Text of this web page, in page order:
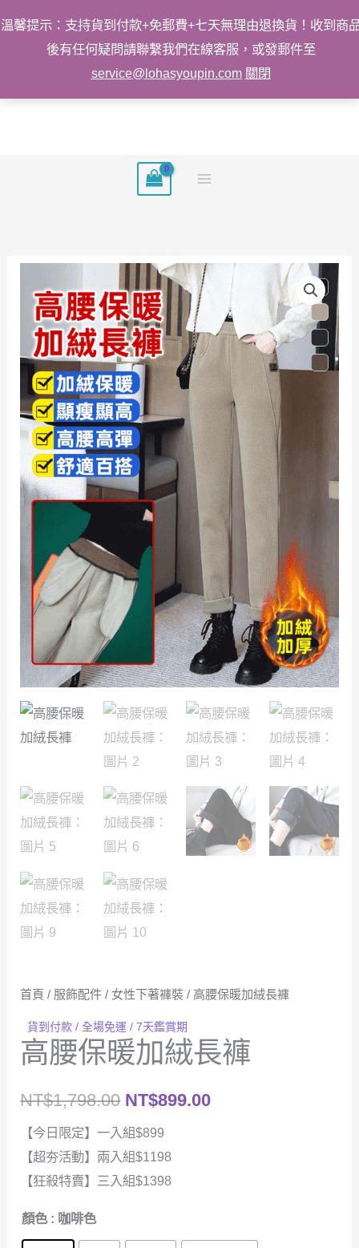
溫馨提示：支持貨到付款+免郵費+七天無理由退換貨！收到商
後有任何疑問請聯繫我們在線客服，或發郵件至
service@lohasyoupin.com 關閉
首頁 / 服飾配件 / 女性下著褲裝 / 高腰保暖加絨長褲
貨到付款 / 全場免運 / 7天鑑賞期
高腰保暖加絨長褲
NT$1,798.00 NT$899.00
【今日限定】一入組$899
【超夯活動】兩入組$1198
【狂殺特賣】三入組$1398
顏色 : 咖啡色